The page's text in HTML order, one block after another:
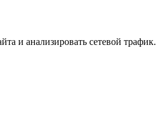
и анализировать сетевой трафик.